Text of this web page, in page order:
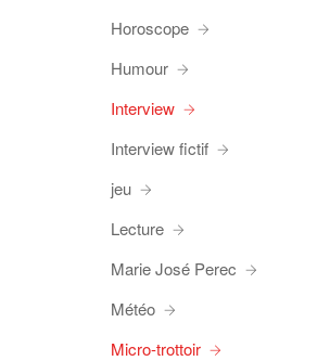
Horoscope
Humour
Interview
Interview fictif
jeu
Lecture
Marie José Perec
Météo
Micro-trottoir